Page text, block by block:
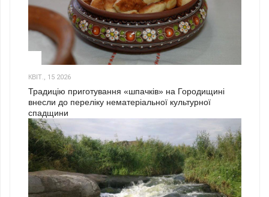
КВІТ., 15 2026
Традицію приготування «шпачків» на Городищині
внесли до переліку нематеріальної культурної
спадщини